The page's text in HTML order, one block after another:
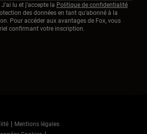
J'ai lu et j'accepte la Politique de confidentialité
des données en tant qu'abonné à la
Pour accéder aux avantages de Fox, vous
confirmant votre inscription.
Mentions légales